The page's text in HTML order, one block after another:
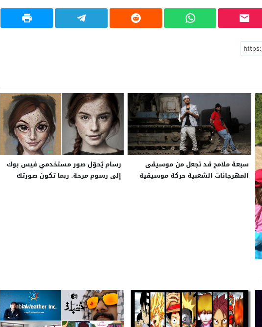
سبعة ملامح قد تجعل من موسيقى
المهرجانات الشعبية حركة موسيقية
رسام يُحوّل صور مستخدمي فيس بوك
إلى رسوم مرحة. ربما تكون صورتك